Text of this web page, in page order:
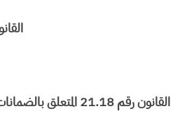
القانون رقم